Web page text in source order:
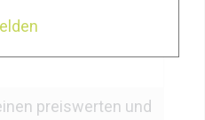
preiswerten und